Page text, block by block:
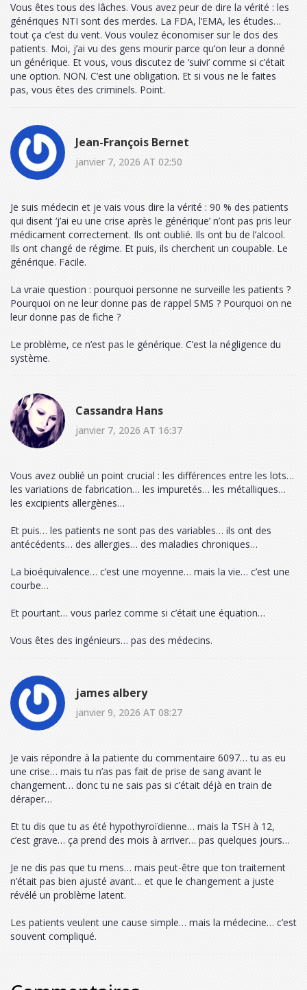
Vous êtes tous des lâches. Vous avez peur de dire la vérité : les
génériques NTI sont des merdes. La FDA, l’EMA, les études…
tout ça c’est du vent. Vous voulez économiser sur le dos des
patients. Moi, j’ai vu des gens mourir parce qu’on leur a donné
un générique. Et vous, vous discutez de ‘suivi’ comme si c’était
une option. NON. C’est une obligation. Et si vous ne le faites
pas, vous êtes des criminels. Point.
Jean-François Bernet
janvier 7, 2026 AT 02:50
Je suis médecin et je vais vous dire la vérité : 90 % des patients
qui disent ‘j’ai eu une crise après le générique’ n’ont pas pris leur
médicament correctement. Ils ont oublié. Ils ont bu de l’alcool.
Ils ont changé de régime. Et puis, ils cherchent un coupable. Le
générique. Facile.
La vraie question : pourquoi personne ne surveille les patients ?
Pourquoi on ne leur donne pas de rappel SMS ? Pourquoi on ne
leur donne pas de fiche ?
Le problème, ce n’est pas le générique. C’est la négligence du
système.
Cassandra Hans
janvier 7, 2026 AT 16:37
Vous avez oublié un point crucial : les différences entre les lots…
les variations de fabrication… les impuretés… les métalliques…
les excipients allergènes…
Et puis… les patients ne sont pas des variables… ils ont des
antécédents… des allergies… des maladies chroniques…
La bioéquivalence… c’est une moyenne… mais la vie… c’est une
courbe…
Et pourtant… vous parlez comme si c’était une équation…
Vous êtes des ingénieurs… pas des médecins.
james albery
janvier 9, 2026 AT 08:27
Je vais répondre à la patiente du commentaire 6097… tu as eu
une crise… mais tu n’as pas fait de prise de sang avant le
changement… donc tu ne sais pas si c’était déjà en train de
déraper…
Et tu dis que tu as été hypothyroïdienne… mais la TSH à 12,
c’est grave… ça prend des mois à arriver… pas quelques jours…
Je ne dis pas que tu mens… mais peut-être que ton traitement
n’était pas bien ajusté avant… et que le changement a juste
révélé un problème latent.
Les patients veulent une cause simple… mais la médecine… c’est
souvent compliqué.